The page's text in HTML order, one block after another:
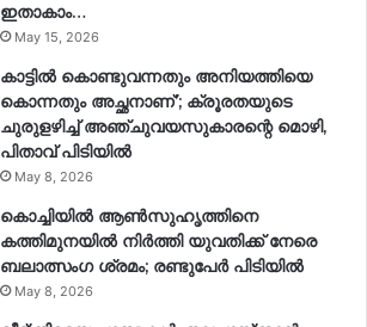
ഇതാകാം…
May 15, 2026
കാട്ടിൽ കൊണ്ടുവന്നതും അനിയത്തിയെ
കൊന്നതും അച്ഛനാണ്’; ക്രൂരതയുടെ
ചുരുളഴിച്ച് അഞ്ചുവയസുകാരന്റെ മൊഴി,
പിതാവ് പിടിയിൽ
May 8, 2026
കൊച്ചിയിൽ ആൺസുഹൃത്തിനെ
കത്തിമുനയിൽ നിർത്തി യുവതിക്ക് നേരെ
ബലാത്സംഗ​ ശ്രമം; രണ്ടുപേർ പിടിയിൽ
May 8, 2026